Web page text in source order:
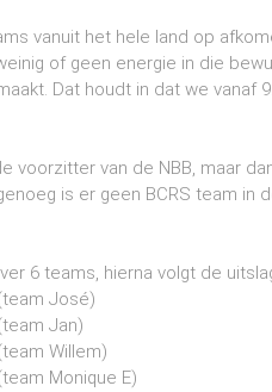
vanuit het hele land op
of geen energie in die
Dat houdt in dat we vanaf
voorzitter van de NBB, maar
is er geen BCRS team
6 teams, hierna volgt de
José)
Jan)
Willem)
Monique E)